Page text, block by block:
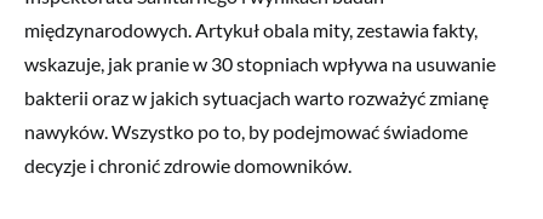
międzynarodowych. Artykuł obala mity, zestawia fakty,
wskazuje, jak pranie w 30 stopniach wpływa na usuwanie
bakterii oraz w jakich sytuacjach warto rozważyć zmianę
nawyków. Wszystko po to, by podejmować świadome
decyzje i chronić zdrowie domowników.